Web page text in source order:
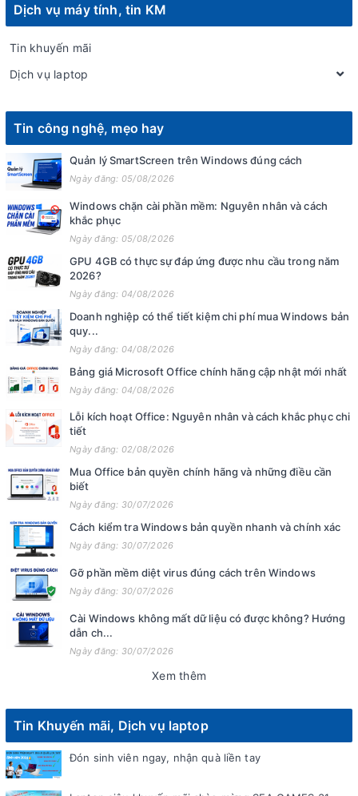
Dịch vụ máy tính, tin KM
Tin khuyến mãi
Dịch vụ laptop
Tin công nghệ, mẹo hay
Quản lý SmartScreen trên Windows đúng cách
Ngày đăng: 05/08/2026
Windows chặn cài phần mềm: Nguyên nhân và cách
khắc phục
Ngày đăng: 05/08/2026
GPU 4GB có thực sự đáp ứng được nhu cầu trong năm
2026?
Ngày đăng: 04/08/2026
Doanh nghiệp có thể tiết kiệm chi phí mua Windows bản
quy...
Ngày đăng: 04/08/2026
Bảng giá Microsoft Office chính hãng cập nhật mới nhất
Ngày đăng: 04/08/2026
Lỗi kích hoạt Office: Nguyên nhân và cách khắc phục chi
tiết
Ngày đăng: 02/08/2026
Mua Office bản quyền chính hãng và những điều cần
biết
Ngày đăng: 30/07/2026
Cách kiểm tra Windows bản quyền nhanh và chính xác
Ngày đăng: 30/07/2026
Gỡ phần mềm diệt virus đúng cách trên Windows
Ngày đăng: 30/07/2026
Cài Windows không mất dữ liệu có được không? Hướng
dẫn ch...
Ngày đăng: 30/07/2026
Xem thêm
Tin Khuyến mãi, Dịch vụ laptop
Đón sinh viên ngay, nhận quà liền tay